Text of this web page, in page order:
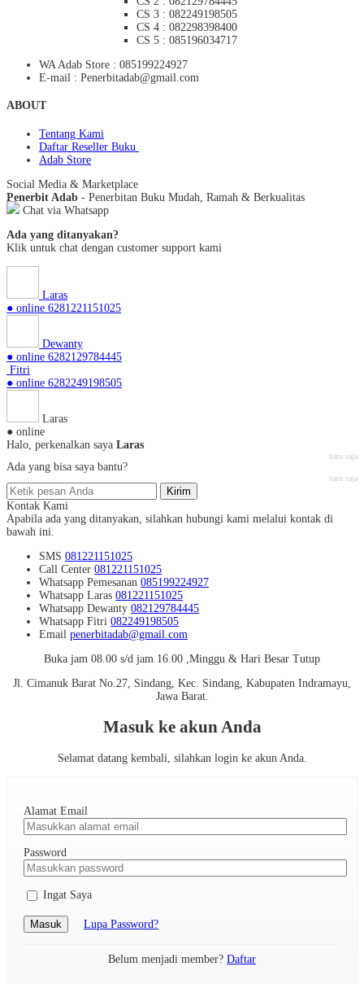
CS 3 : 082249198505
CS 4 : 082298398400
CS 5 : 085196034717
WA Adab Store : 085199224927
E-mail : Penerbitadab@gmail.com
ABOUT
Tentang Kami
Daftar Reseller Buku
Adab Store
Social Media & Marketplace
Penerbit Adab - Penerbitan Buku Mudah, Ramah & Berkualitas
Chat via Whatsapp
Ada yang ditanyakan?
Klik untuk chat dengan customer support kami
Laras
● online 6281221151025
Dewanty
● online 6282129784445
Fitri
● online 6282249198505
Laras
● online
Halo, perkenalkan saya Laras
baru saja
Ada yang bisa saya bantu?
baru saja
Kirim
Kontak Kami
Apabila ada yang ditanyakan, silahkan hubungi kami melalui kontak di
bawah ini.
SMS 081221151025
Call Center 081221151025
Whatsapp Pemesanan 085199224927
Whatsapp Laras 081221151025
Whatsapp Dewanty 082129784445
Whatsapp Fitri 082249198505
Email penerbitadab@gmail.com
Buka jam 08.00 s/d jam 16.00 ,Minggu & Hari Besar Tutup
Jl. Cimanuk Barat No.27, Sindang, Kec. Sindang, Kabupaten Indramayu,
Jawa Barat.
Masuk ke akun Anda
Selamat datang kembali, silahkan login ke akun Anda.
Alamat Email
Password
Ingat Saya
Masuk Lupa Password?
Belum menjadi member? Daftar